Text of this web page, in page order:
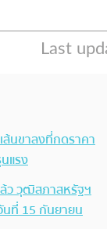
นขาลงที่กดราคา
แรง
ล้ว วุฒิสภาสหรัฐฯ
ที่ 15 กันยายน